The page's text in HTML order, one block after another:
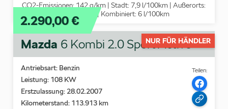
CO2-Emissionen: 142 g/km | Stadt: 7,9 l/100km | Außerorts:
4,9 l/100km | Kombiniert: 6 l/100km
NUR FÜR HÄNDLER
2.290,00 €
Mazda 6 Kombi 2.0 Sport Active
Antriebsart: Benzin
Leistung: 108 KW
Erstzulassung: 28.02.2007
Kilometerstand: 113.913 km
Teilen: